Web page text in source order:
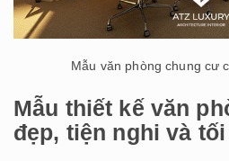
Mẫu văn phòng chung cư
Mẫu thiết kế văn
đẹp, tiện nghi và